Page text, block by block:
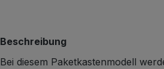
Beschreibung
Bei diesem Paketkastenmodell